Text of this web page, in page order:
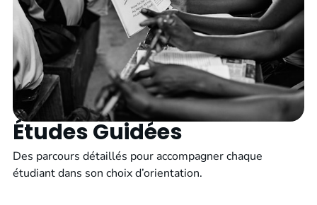
Études Guidées
Des parcours détaillés pour accompagner chaque
étudiant dans son choix d’orientation.